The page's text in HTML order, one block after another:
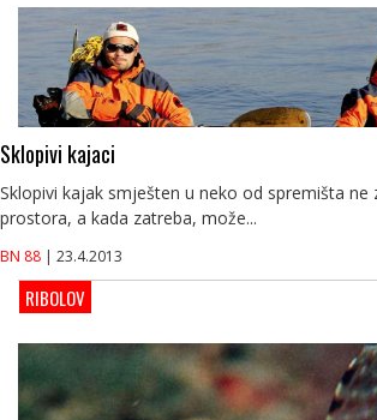
Sklopivi kajaci
Sklopivi kajak smješten u neko od spremišta ne
prostora, a kada zatreba, može...
BN 88 | 23.4.2013
RIBOLOV